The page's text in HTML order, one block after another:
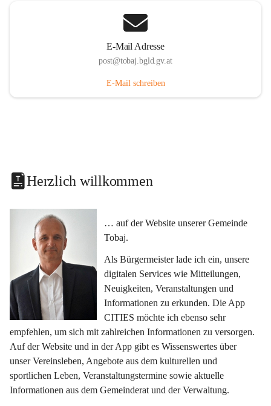
E-Mail Adresse
post@tobaj.bgld.gv.at
E-Mail schreiben
Herzlich willkommen
… auf der Website unserer Gemeinde
Tobaj.
Als Bürgermeister lade ich ein, unsere
digitalen Services wie Mitteilungen,
Neuigkeiten, Veranstaltungen und
Informationen zu erkunden. Die App
CITIES möchte ich ebenso sehr
empfehlen, um sich mit zahlreichen Informationen zu versorgen.
Auf der Website und in der App gibt es Wissenswertes über
unser Vereinsleben, Angebote aus dem kulturellen und
sportlichen Leben, Veranstaltungstermine sowie aktuelle
Informationen aus dem Gemeinderat und der Verwaltung.